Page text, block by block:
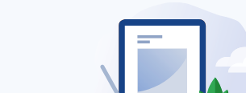
Werkstatt für kreativen